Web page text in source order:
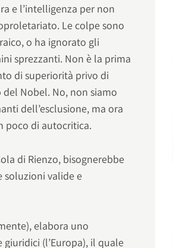
e l’intelligenza per non
Le colpe sono
o ha ignorato gli
sprezzanti. Non è la prima
di superiorità privo di
del Nobel. No, non siamo
dell’esclusione, ma ora
poco di autocritica.
di Rienzo, bisognerebbe
soluzioni valide e
elabora uno
(l’Europa), il quale